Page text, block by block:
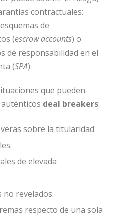
contractuales:
de
(escrow accounts) o
de responsabilidad en el
(SPA).
que pueden
deal breakers:
sobre la titularidad
de elevada
revelados.
respecto de una sola